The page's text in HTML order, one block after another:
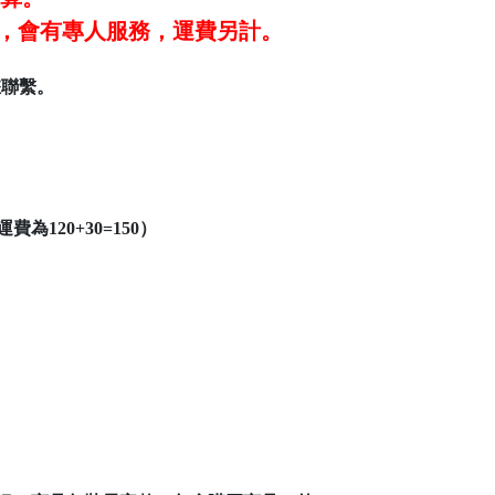
會有專人服務，運費另計。
繫。
為120+30=150）